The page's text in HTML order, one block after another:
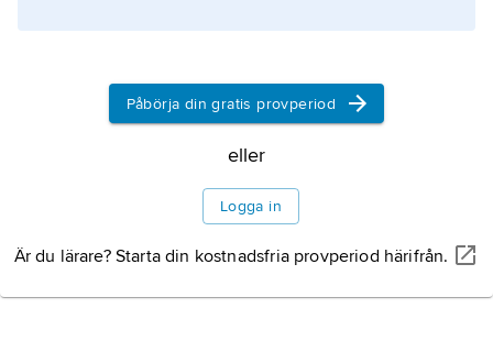
Påbörja din gratis provperiod
eller
Logga in
Är du lärare? Starta din kostnadsfria provperiod härifrån.